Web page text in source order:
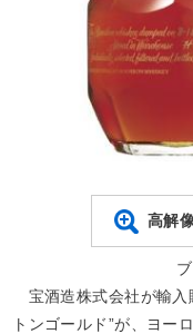
高解
宝酒造株式会社が輸入
トンゴールド”が、ヨー